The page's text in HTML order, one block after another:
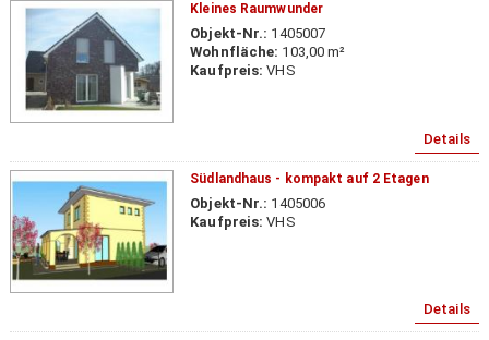
Kleines Raumwunder
Objekt-Nr.: 1405007
Wohnfläche: 103,00 m²
Kaufpreis: VHS
Details
Südlandhaus - kompakt auf 2 Etagen
Objekt-Nr.: 1405006
Kaufpreis: VHS
Details